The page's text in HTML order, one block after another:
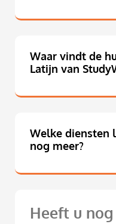
Waar vindt de
Latijn van
Welke diensten
nog meer?
Heeft u